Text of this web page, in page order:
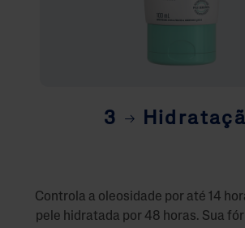
3
Controla a oleosidade por até 14
pele hidratada por 48 horas. Sua